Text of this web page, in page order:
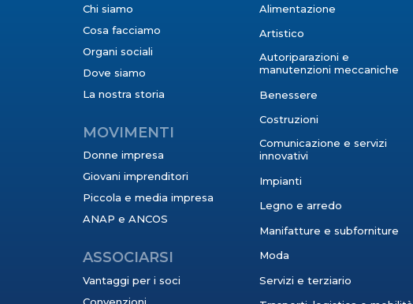
Chi siamo
Cosa facciamo
Organi sociali
Dove siamo
La nostra storia
MOVIMENTI
Donne impresa
Giovani imprenditori
Piccola e media impresa
ANAP e ANCOS
ASSOCIARSI
Vantaggi per i soci
Convenzioni
Alimentazione
Artistico
Autoriparazioni e
manutenzioni meccaniche
Benessere
Costruzioni
Comunicazione e servizi
innovativi
Impianti
Legno e arredo
Manifatture e subforniture
Moda
Servizi e terziario